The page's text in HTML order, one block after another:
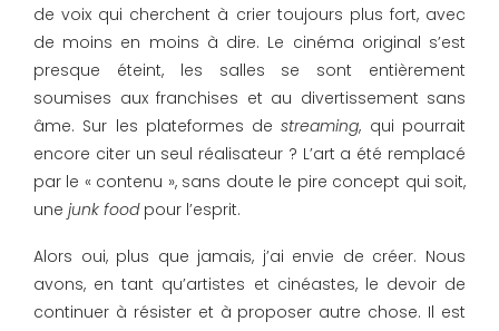
de voix qui cherchent à crier toujours plus fort, avec
de moins en moins à dire. Le cinéma original s’est
presque éteint, les salles se sont entièrement
soumises aux franchises et au divertissement sans
âme. Sur les plateformes destreaming, qui pourrait
encore citer un seul réalisateur ? L’art a été remplacé
par le « contenu », sans doute le pire concept qui soit,
une junk foodpour l’esprit.
Alors oui, plus que jamais, j’ai envie de créer. Nous
avons, en tant qu’artistes et cinéastes, le devoir de
continuer à résister et à proposer autre chose. Il est